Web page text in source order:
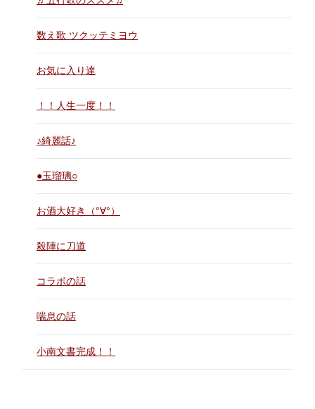
数え歌 ツクッテミヨウ
お気に入り達
！！人生一度！！
♪綺麗話♪
●玉瑠璃○
お酒大好き（°∀°）
殺陣に刀道
コラボの話
喘息の話
小南文書完成！！